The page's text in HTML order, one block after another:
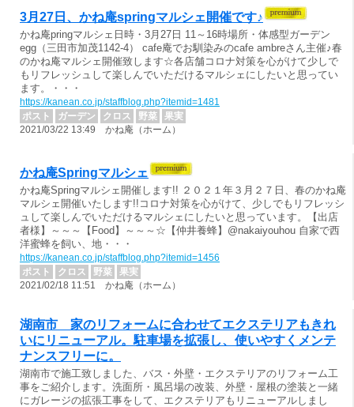
3月27日、かね庵springマルシェ開催です♪
かね庵pringマルシェ日時・3月27日 11～16時場所・体感型ガーデン
egg（三田市加茂1142-4） cafe庵でお馴染みのcafe ambreさん主催♪春
のかね庵マルシェ開催致します☆各店舗コロナ対策を心がけて少しで
もリフレッシュして楽しんでいただけるマルシェにしたいと思ってい
ます。・・・
https://kanean.co.jp/staffblog.php?itemid=1481
ポスト
ガーデン クロス 野菜
果実
2021/03/22 13:49 かね庵（ホーム）
かね庵Springマルシェ
かね庵Springマルシェ開催します!! ２０２１年３月２７日、春のかね庵
マルシェ開催いたします!!コロナ対策を心がけて、少しでもリフレッシ
ュして楽しんでいただけるマルシェにしたいと思っています。【出店
者様】～～～【Food】～～～☆【仲井養蜂】@nakaiyouhou 自家で西
洋蜜蜂を飼い、地・・・
https://kanean.co.jp/staffblog.php?itemid=1456
ポスト
クロス 野菜
果実
2021/02/18 11:51 かね庵（ホーム）
湖南市 家のリフォームに合わせてエクステリアもきれ
いにリニューアル。駐車場を拡張し、使いやすくメンテ
ナンスフリーに。
湖南市で施工致しました、バス・外壁・エクステリアのリフォーム工
事をご紹介します。洗面所・風呂場の改装、外壁・屋根の塗装と一緒
にガレージの拡張工事をして、エクステリアもリニューアルしまし